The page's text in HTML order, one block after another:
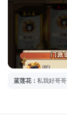
蓝莲花： 私我好哥哥